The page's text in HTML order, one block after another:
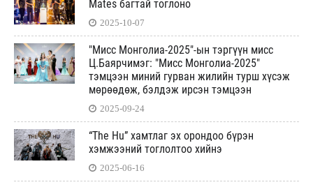
Mates багтай тоглоно
2025-10-07
"Мисс Монголиа-2025"-ын тэргүүн мисс
Ц.Баярчимэг: "Мисс Монголиа-2025"
тэмцээн миний гурван жилийн турш хүсэж
мөрөөдөж, бэлдэж ирсэн тэмцээн
2025-09-24
“The Hu” хамтлаг эх орондоо бүрэн
хэмжээний тоглолтоо хийнэ
2025-06-16